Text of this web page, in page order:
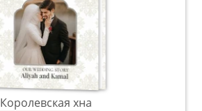
Королевская хна